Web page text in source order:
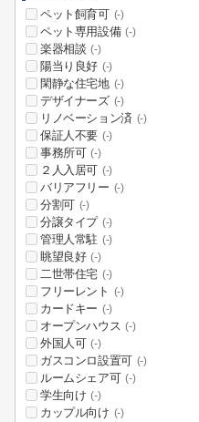
ペット飼育可 (-)
ペット専用設備 (-)
楽器相談 (-)
陽当り良好 (-)
閑静な住宅地 (-)
デザイナーズ (-)
リノベーション済 (-)
保証人不要 (-)
事務所可 (-)
２人入居可 (-)
バリアフリー (-)
分割可 (-)
分譲タイプ (-)
管理人常駐 (-)
眺望良好 (-)
二世帯住宅 (-)
フリーレント (-)
カードキー (-)
オープンハウス (-)
外国人可 (-)
ガスコンロ設置可 (-)
ルームシェア可 (-)
学生向け (-)
カップル向け (-)